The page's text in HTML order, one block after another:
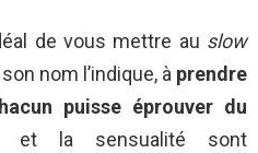
de vous mettre au slow
nom l’indique, à prendre
puisse éprouver du
et la sensualité sont